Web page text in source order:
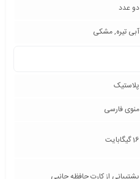
دو عدد
آبی تیره, مشکی
پلاستیک
منوی فارسی
16 گیگابایت